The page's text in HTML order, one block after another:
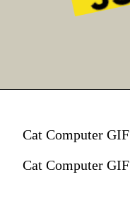
Cat Computer GIF
Cat Computer GIF